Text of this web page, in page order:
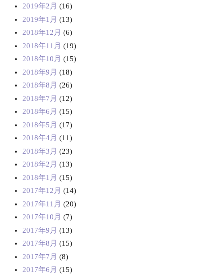
2019年2月 (16)
2019年1月 (13)
2018年12月 (6)
2018年11月 (19)
2018年10月 (15)
2018年9月 (18)
2018年8月 (26)
2018年7月 (12)
2018年6月 (15)
2018年5月 (17)
2018年4月 (11)
2018年3月 (23)
2018年2月 (13)
2018年1月 (15)
2017年12月 (14)
2017年11月 (20)
2017年10月 (7)
2017年9月 (13)
2017年8月 (15)
2017年7月 (8)
2017年6月 (15)